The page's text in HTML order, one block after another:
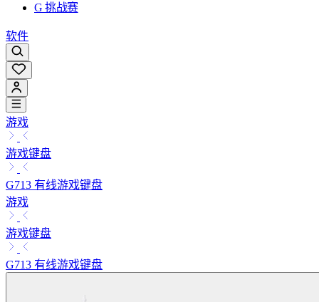
G 挑战赛
软件
游戏
游戏键盘
G713 有线游戏键盘
游戏
游戏键盘
G713 有线游戏键盘